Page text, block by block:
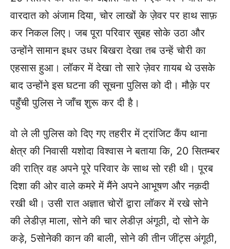
वारदात को अंजाम दिया, चोर लाखों के ज़ेवर पर हाथ साफ़
कर निकल लिए। जब पूरा परिवार सुबह सोके उठा और
उन्होंने सामान इधर उधर बिखरा देखा तब उन्हें चोरी का
एहसास हुआ। लॉकर में देखा तो सारे ज़ेवर ग़ायब थे उसके
बाद उन्होंने इस घटना की सूचना पुलिस को दी। मौक़े पर
पहुँची पुलिस ने जाँच शुरू कर दी है।
वो ले ली पुलिस को दिए गए तहरीर में ट्रांजिट कैंप थाना
क्षेत्र की निवासी यशोदा विश्वास ने बताया कि, 20 सितम्बर
की रात्रि वह अपने पूरे परिवार के साथ सो रही थी। पूरब
दिशा की ओर वाले कमरे में मैंने अपने आभूषण और नक़दी
रखी थी। उसी रात अज्ञात चोरों द्वारा लॉकर में रखे सोने
की लेडीज़ माला, सोने की चार लेडीज़ अंगूठी, दो सोने के
कड़े, 5सोनेकी कान की बाली, सोने की तीन जींट्स अंगूठी,